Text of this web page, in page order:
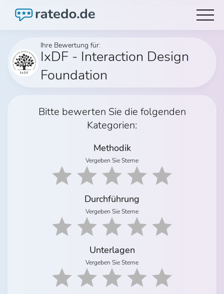
Ihre Bewertung für:
IxDF - Interaction Design
Foundation
Bitte bewerten Sie die folgenden
Kategorien:
Methodik
Vergeben Sie Sterne
Durchführung
Vergeben Sie Sterne
Unterlagen
Vergeben Sie Sterne